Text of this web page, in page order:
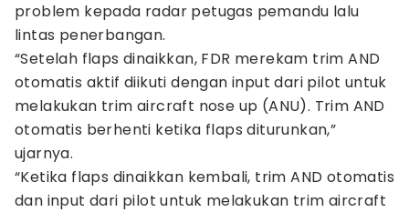
problem kepada radar petugas pemandu lalu
lintas penerbangan.
“Setelah flaps dinaikkan, FDR merekam trim AND
otomatis aktif diikuti dengan input dari pilot untuk
melakukan trim aircraft nose up (ANU). Trim AND
otomatis berhenti ketika flaps diturunkan,”
ujarnya.
“Ketika flaps dinaikkan kembali, trim AND otomatis
dan input dari pilot untuk melakukan trim aircraft